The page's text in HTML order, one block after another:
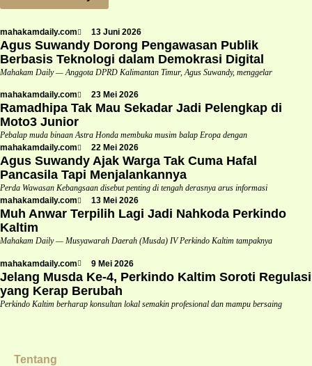
mahakamdaily.com 13 Juni 2026
Agus Suwandy Dorong Pengawasan Publik
Berbasis Teknologi dalam Demokrasi Digital
Mahakam Daily — Anggota DPRD Kalimantan Timur, Agus Suwandy, menggelar
mahakamdaily.com 23 Mei 2026
Ramadhipa Tak Mau Sekadar Jadi Pelengkap di
Moto3 Junior
Pebalap muda binaan Astra Honda membuka musim balap Eropa dengan
mahakamdaily.com
22 Mei 2026
Agus Suwandy Ajak Warga Tak Cuma Hafal
Pancasila Tapi Menjalankannya
Perda Wawasan Kebangsaan disebut penting di tengah derasnya arus informasi
mahakamdaily.com
13 Mei 2026
Muh Anwar Terpilih Lagi Jadi Nahkoda Perkindo
Kaltim
Mahakam Daily — Musyawarah Daerah (Musda) IV Perkindo Kaltim tampaknya
mahakamdaily.com 9 Mei 2026
Jelang Musda Ke-4, Perkindo Kaltim Soroti Regulasi
yang Kerap Berubah
Perkindo Kaltim berharap konsultan lokal semakin profesional dan mampu bersaing
Tentang